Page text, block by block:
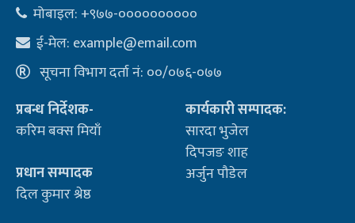
मोबाइल: +९७७-००००००००००
ई-मेल: example@email.com
सूचना विभाग दर्ता नं: ००/०७६-०७७
प्रबन्ध निर्देशक-
करिम बक्स मियाँ
प्रधान सम्पादक
दिल कुमार श्रेष्ठ
कार्यकारी सम्पादक:
सारदा भुजेल
दिपजङ शाह
अर्जुन पौडेल